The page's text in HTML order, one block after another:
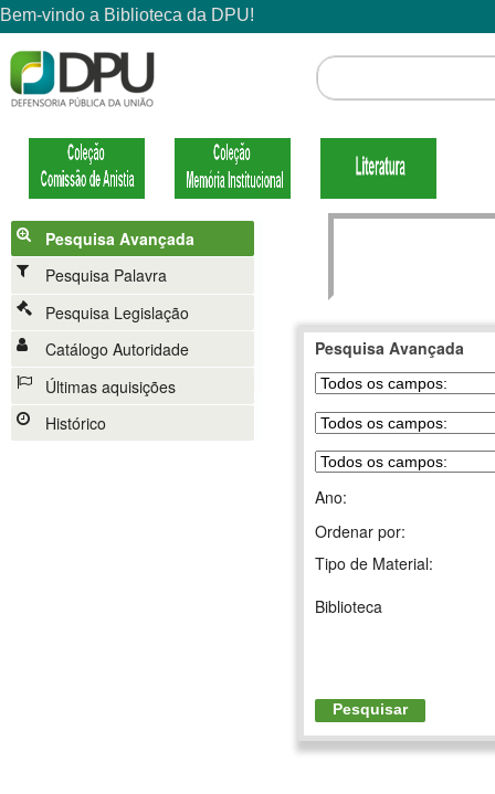
Pesquisa Avançada
Pesquisa Palavra
Pesquisa Legislação
Catálogo Autoridade
Últimas aquisições
Histórico
Pesquisa Avançada
Ano:
Ordenar por:
Tipo de Material:
Biblioteca
Pesquisar